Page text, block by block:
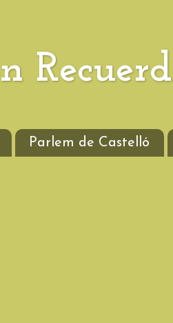
Parlem de Castelló